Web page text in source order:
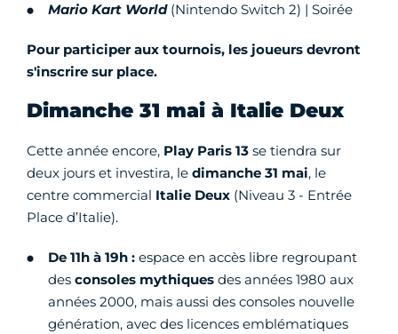
Mario Kart World(Nintendo Switch 2) | Soirée
Pour participer aux tournois, les joueurs devront
s'inscrire sur place.
Dimanche 31 mai à Italie Deux
Cette année encore, Play Paris 13 se tiendra sur
deux jours et investira, le dimanche 31 mai, le
centre commercial Italie Deux (Niveau 3 - Entrée
Place d’Italie).
De 11h à 19h : espace en accès libre regroupant
des consoles mythiques des années 1980 aux
années 2000, mais aussi des consoles nouvelle
génération, avec des licences emblématiques